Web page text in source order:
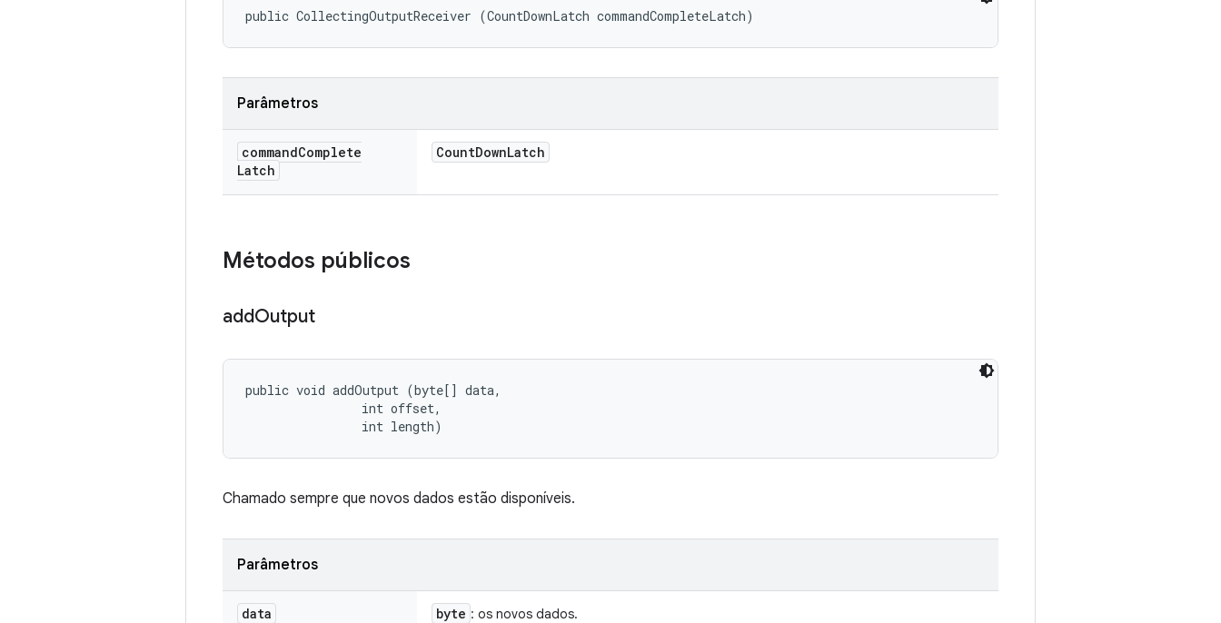
public CollectingOutputReceiver (CountDownLatch commandCompleteLatch)
Parâmetros
commandComplete
Latch
CountDownLatch
Métodos públicos
addOutput
public void addOutput (byte[] data,
                int offset,
                int length)
Chamado sempre que novos dados estão disponíveis.
Parâmetros
data byte : os novos dados.